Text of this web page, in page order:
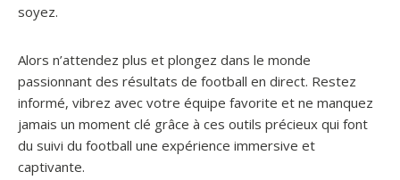
soyez.
Alors n’attendez plus et plongez dans le monde
passionnant des résultats de football en direct. Restez
informé, vibrez avec votre équipe favorite et ne manquez
jamais un moment clé grâce à ces outils précieux qui font
du suivi du football une expérience immersive et
captivante.